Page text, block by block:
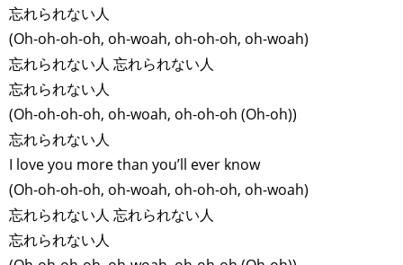
忘れられない人
(Oh-oh-oh-oh, oh-woah, oh-oh-oh, oh-woah)
忘れられない人 忘れられない人
忘れられない人
(Oh-oh-oh-oh, oh-woah, oh-oh-oh (Oh-oh))
忘れられない人
I love you more than you’ll ever know
(Oh-oh-oh-oh, oh-woah, oh-oh-oh, oh-woah)
忘れられない人 忘れられない人
忘れられない人